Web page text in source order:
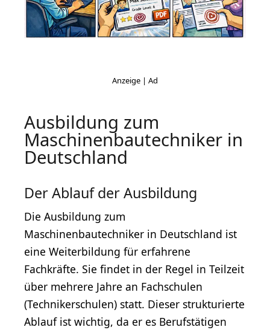
Ausbildung zum
Maschinenbautechniker in
Deutschland
Der Ablauf der Ausbildung
Die Ausbildung zum
Maschinenbautechniker in Deutschland ist
eine Weiterbildung für erfahrene
Fachkräfte. Sie findet in der Regel in Teilzeit
über mehrere Jahre an Fachschulen
(Technikerschulen) statt. Dieser strukturierte
Ablauf ist wichtig, da er es Berufstätigen